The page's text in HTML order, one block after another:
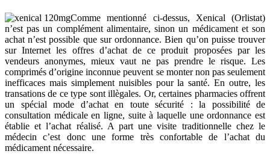
Comme mentionné ci-dessus, Xenical (Orlistat)
n’est pas un complément alimentaire, sinon un médicament et son
achat n’est possible que sur ordonnance. Bien qu’on puisse trouver
sur Internet les offres d’achat de ce produit proposées par les
vendeurs anonymes, mieux vaut ne pas prendre le risque. Les
comprimés d’origine inconnue peuvent se monter non pas seulement
inefficaces mais simplement nuisibles pour la santé. En outre, les
transations de ce type sont illègales. Or, certaines pharmacies offrent
un spécial mode d’achat en toute sécurité : la possibilité de
consultation médicale en ligne, suite à laquelle une ordonnance est
établie et l’achat réalisé. A part une visite traditionnelle chez le
médecin c’est donc une forme très confortable de l’achat du
médicament nécessaire.